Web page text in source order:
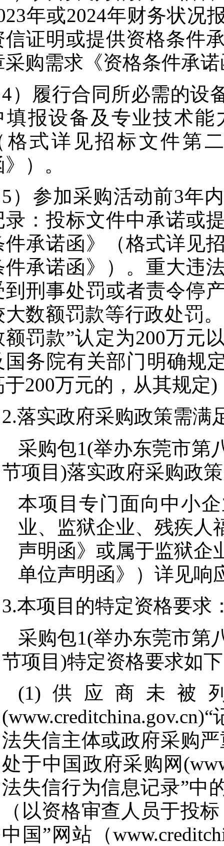
年或2024年财务状况
信证明或提供资格条件
采购需求《资格条件承
4）履行合同所必需的设
填报设备及专业技术
格式详见招标文件第
）。
5）参加采购活动前3年
录：投标文件中承诺或
件承诺函》（格式详见
件承诺函》）。重大违
到刑事处罚或者责令停
大数额罚款等行政处罚
额罚款”认定为200万元
国务院有关部门明确规
于200万元的，从其规定)
2.落实政府采购政策需满
采购包1(举办东莞市第
节项目)落实政府采购政
本项目专门面向中小
业、监狱企业、残疾人
声明函》或属于监狱企
单位声明函》）详见响
3.本项目的特定资格要求
采购包1(举办东莞市第
节项目)特定资格要求如
(1)供应商未被
法失信主体或政府采购
处于中国政府采购网
法失信行为信息记录”中
（以资格审查人员于投
中国”网站（